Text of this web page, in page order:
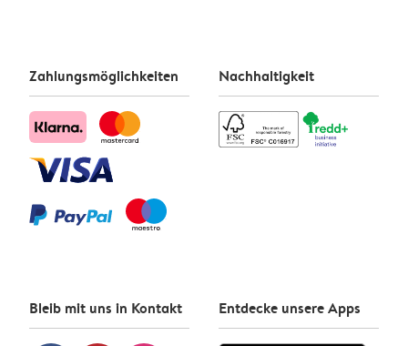
Zahlungsmöglichkeiten Nachhaltigkeit
Bleib mit uns in Kontakt Entdecke unsere Apps